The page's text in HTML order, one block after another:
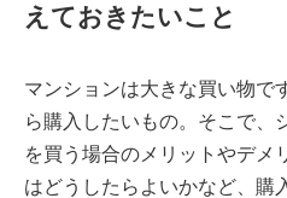
えておきたいこと
マンションは大きな買い物で
ら購入したいもの。そこで、
を買う場合のメリットやデメ
はどうしたらよいかなど、購